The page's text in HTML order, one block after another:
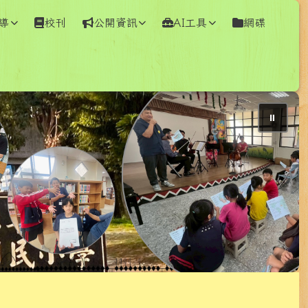
校刊 公開資訊 AI工具 網碟
⏸